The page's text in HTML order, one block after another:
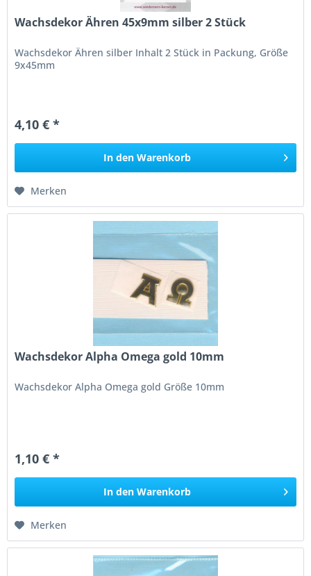
Wachsdekor Ähren 45x9mm silber 2 Stück
Wachsdekor Ähren silber Inhalt 2 Stück in Packung, Größe
9x45mm
4,10 € *
In den Warenkorb
Merken
Wachsdekor Alpha Omega gold 10mm
Wachsdekor Alpha Omega gold Größe 10mm
1,10 € *
In den Warenkorb
Merken